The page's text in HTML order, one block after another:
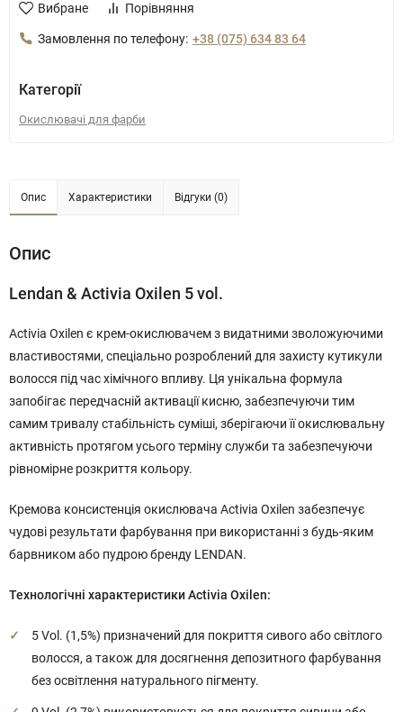
Вибране Порівняння
Замовлення по телефону: +38 (075) 634 83 64
Категорії
Окислювачі для фарби
Опис Характеристики Відгуки (0)
Опис
Lendan & Activia Oxilen 5 vol.
Activia Oxilen є крем-окислювачем з видатними зволожуючими
властивостями, спеціально розроблений для захисту кутикули
волосся під час хімічного впливу. Ця унікальна формула
запобігає передчасній активації кисню, забезпечуючи тим
самим тривалу стабільність суміші, зберігаючи її окислювальну
активність протягом усього терміну служби та забезпечуючи
рівномірне розкриття кольору.
Кремова консистенція окислювача Activia Oxilen забезпечує
чудові результати фарбування при використанні з будь-яким
барвником або пудрою бренду LENDAN.
Технологічні характеристики Activia Oxilen:
5 Vol. (1,5%) призначений для покриття сивого або світлого
волосся, а також для досягнення депозитного фарбування
без освітлення натурального пігменту.